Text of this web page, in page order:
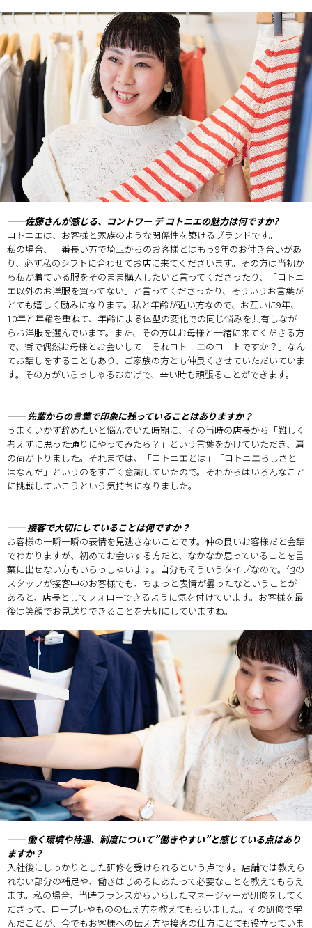
──佐藤さんが感じる、コントワー デ コトニエの魅力は何ですか?
コトニエは、お客様と家族のような関係性を築けるブランドです。
私の場合、一番長い方で埼玉からのお客様とはもう9年のお付き合いがあ
り、必ず私のシフトに合わせてお店に来てくださいます。その方は当初か
ら私が着ている服をそのまま購入したいと言ってくださったり、「コトニ
エ以外のお洋服を買ってない」と言ってくださったり、そういうお言葉が
とても嬉しく励みになります。私と年齢が近い方なので、お互いに9年、
10年と年齢を重ねて、年齢による体型の変化での同じ悩みを共有しなが
らお洋服を選んでいます。また、その方はお母様と一緒に来てくださる方
で、街で偶然お母様とお会いして「それコトニエのコートですか？」なん
てお話しをすることもあり、ご家族の方とも仲良くさせていただいていま
す。その方がいらっしゃるおかげで、辛い時も頑張ることができます。
── 先輩からの言葉で印象に残っていることはありますか？
うまくいかず辞めたいと悩んでいた時期に、その当時の店長から「難しく
考えずに思った通りにやってみたら？」という言葉をかけていただき、肩
の荷が下りました。それまでは、「コトニエとは」「コトニエらしさと
はなんだ」というのをすごく意識していたので。それからはいろんなこと
に挑戦していこうという気持ちになりました。
── 接客で大切にしていることは何ですか？
お客様の一瞬一瞬の表情を見逃さないことです。仲の良いお客様だと会話
でわかりますが、初めてお会いする方だと、なかなか思っていることを言
葉に出せない方もいらっしゃいます。自分もそういうタイプなので。他の
スタッフが接客中のお客様でも、ちょっと表情が曇ったなということが
あると、店長としてフォローできるように気を付けています。お客様を最
後は笑顔でお見送りできることを大切にしていますね。
── 働く環境や待遇、制度について”働きやすい”と感じている点はあり
ますか？
入社後にしっかりとした研修を受けられるという点です。店舗では教えら
れない部分の補足や、働きはじめるにあたって必要なことを教えてもらえ
ます。私の場合、当時フランスからいらしたマネージャーが研修をしてく
ださって、ロープレやものの伝え方を教えてもらいました。その研修で学
んだことが、今でもお客様への伝え方や接客の仕方にとても役立っていま